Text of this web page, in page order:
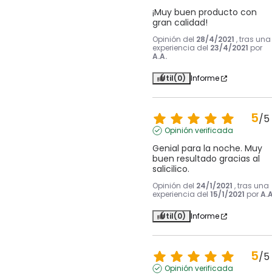
¡Muy buen producto con
gran calidad!
Opinión del 28/4/2021 , tras una
experiencia del 23/4/2021 por
A.A.
Útil(0) Informe
5/5
Opinión verificada
Genial para la noche. Muy
buen resultado gracias al
salicilico.
Opinión del 24/1/2021 , tras una
experiencia del 15/1/2021 por
Útil(0) Informe
5/5
Opinión verificada